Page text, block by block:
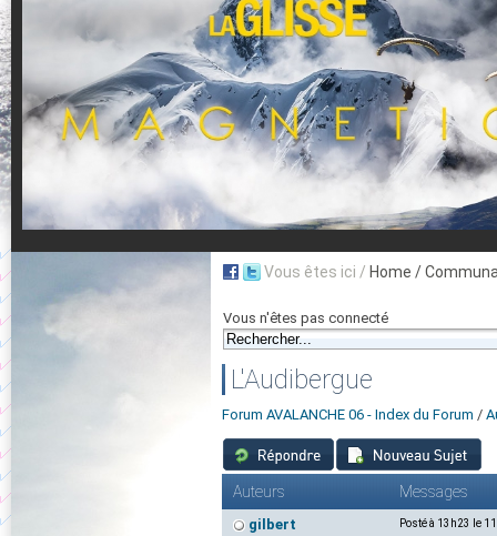
Aujourd'hui : T° Min : °C T° Max :°C
Suivez en direct l'actualité des stations
Vous êtes ici / Home /
Vous n'êtes pas connecté
L'Audibergue
Forum AVALANCHE 06 - Index du Forum /
Auteurs Messages
gilbert Posté à 13h23 le